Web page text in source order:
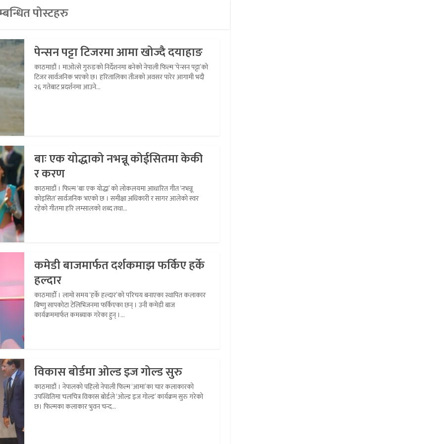
पोस्टहरु
पेन्सन पट्टा टिजरमा आमा खोज्दै दयाहाङ
काठमाडौं । माओत्से गुरुङको निर्देशनमा बनेको नेपाली फिल्म ‘पेन्सन पट्टा’को
टिजर सार्वजनिक भएको छ। हरितालिका तीजको अवसर पारेर आगामी भदौ
२६ गतेबाट प्रदर्शनमा आउने...
बाः एक योद्धाको नभन्नू कोईसितमा केकी
र करण
काठमाडौं । फिल्म ‘बाः एक योद्धा’ को लोकलयमा आधारित गीत ‘नभन्नू
कोइसित’ सार्वजनिक भएको छ । समीक्षा अधिकारी र सागर आलेको स्वर
रहेको गीतमा हरि लम्सालको शब्द तथा...
कमेडी बाजमार्फत दर्शकमाझ फर्किए हर्के
हल्दार
काठमाडौँ । लामो समय ‘हर्के हल्दार’को परिचय बनाएका स्थापित कलाकार
बिष्णु सापकोटा टेलिभिजनमा फर्किएका छन् । उनी कमेडी बाज
कार्यक्रममार्फत कमब्याक गरेका हुन् ।...
विकास बोर्डमा ओल्ड इज गोल्ड सुरु
काठमाडौं । नेपालको पहिलो नेपाली फिल्म ‘आमा’का चार कलाकारको
उपस्थितिमा चलचित्र विकास बोर्डले ‘ओल्ड इज गोल्ड’ कार्यक्रम सुरु गरेको
छ। फिल्मका कलाकार भुवन चन्द...